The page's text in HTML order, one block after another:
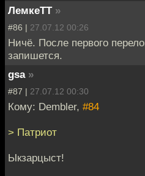
ЛемкеТТ »
#86 | 27.07.12 00:26
Ничё. После первого
запишется.
gsa »
#87 | 27.07.12 00:30
Кому: Dembler, #84
> Патриот
Ыкзарцыст!